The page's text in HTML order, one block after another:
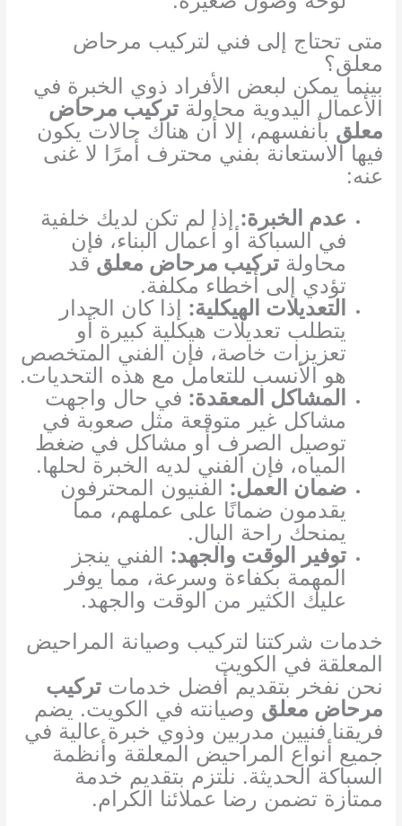
متى تحتاج إلى فني لتركيب مرحاض
معلق؟
بينما يمكن لبعض الأفراد ذوي الخبرة في
الأعمال اليدوية محاولةتركيب مرحاض
معلق بأنفسهم، إلا أن هناك حالات يكون
فيها الاستعانة بفني محترف أمرًا لا غنى
عنه:
عدم الخبرة: إذا لم تكن لديك خلفية
في السباكة أو أعمال البناء، فإن
محاولةتركيب مرحاض معلق قد
تؤدي إلى أخطاء مكلفة.
التعديلات الهيكلية: إذا كان الجدار
يتطلب تعديلات هيكلية كبيرة أو
تعزيزات خاصة، فإن الفني المتخصص
هو الأنسب للتعامل مع هذه التحديات.
المشاكل المعقدة: في حال واجهت
مشاكل غير متوقعة مثل صعوبة في
توصيل الصرف أو مشاكل في ضغط
المياه، فإن الفني لديه الخبرة لحلها.
ضمان العمل: الفنيون المحترفون
يقدمون ضمانًا على عملهم، مما
يمنحك راحة البال.
توفير الوقت والجهد: الفني ينجز
المهمة بكفاءة وسرعة، مما يوفر
عليك الكثير من الوقت والجهد.
خدمات شركتنا لتركيب وصيانة المراحيض
المعلقة في الكويت
نحن نفخر بتقديم أفضل خدماتتركيب
مرحاض معلق وصيانته في الكويت. يضم
فريقنا فنيين مدربين وذوي خبرة عالية في
جميع أنواع المراحيض المعلقة وأنظمة
السباكة الحديثة. نلتزم بتقديم خدمة
ممتازة تضمن رضا عملائنا الكرام.